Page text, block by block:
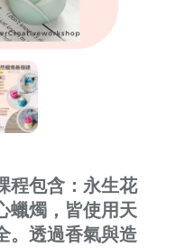
程包含：永生花
蠟燭，皆使用天
。透過香氣與造